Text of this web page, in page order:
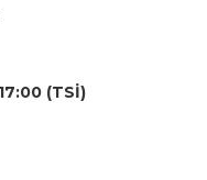
(TSİ)